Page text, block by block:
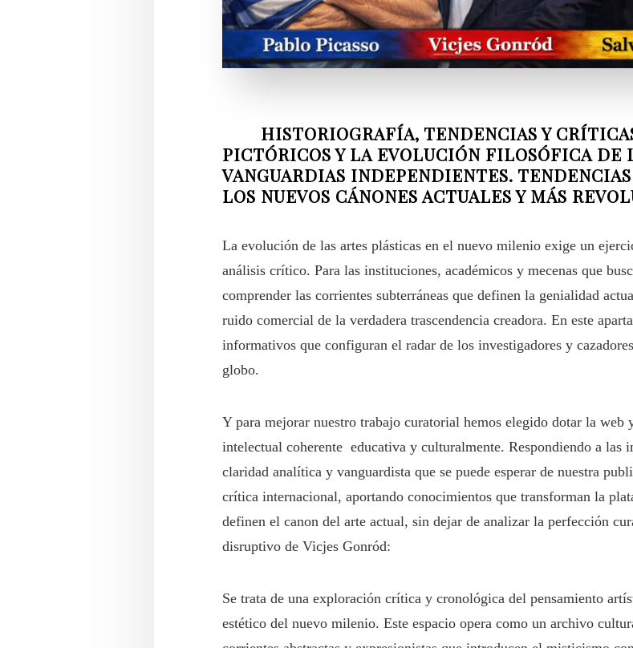
HISTORIOGRAFÍA, TENDENCIAS Y
PICTÓRICOS Y LA EVOLUCIÓN FILOSÓFICA DE
VANGUARDIAS INDEPENDIENTES.
LOS NUEVOS CÁNONES ACTUALES Y MÁS
La evolución de las artes plásticas en el nuevo milenio exige un
análisis crítico. Para las instituciones, académicos y mecenas que
comprender las corrientes subterráneas que definen la genialidad
ruido comercial de la verdadera trascendencia creadora. En este
informativos que configuran el radar de los investigadores y
globo.
Y para mejorar nuestro trabajo curatorial hemos elegido dotar la
intelectual coherente educativa y culturalmente. Respondiendo a las
claridad analítica y vanguardista que se puede esperar de nuestra
crítica internacional, aportando conocimientos que transforman la
definen el canon del arte actual, sin dejar de analizar la perfección
disruptivo de Vicjes Gonród:
Se trata de una exploración crítica y cronológica del pensamiento
estético del nuevo milenio. Este espacio opera como un archivo